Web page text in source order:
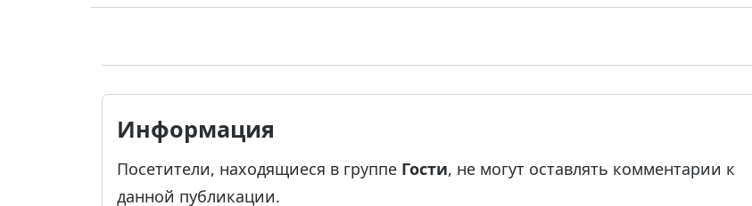
Информация
Посетители, находящиеся в группе Гости, не могут оставлять комментарии к
данной публикации.